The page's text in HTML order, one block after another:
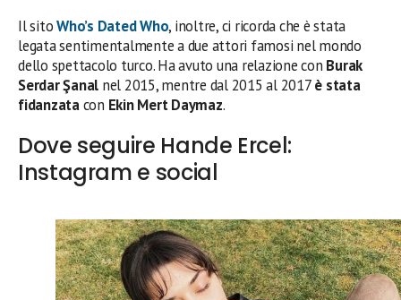
Il sitoWho’s Dated Who, inoltre, ci ricorda che è stata
legata sentimentalmente a due attori famosi nel mondo
dello spettacolo turco. Ha avuto una relazione con Burak
Serdar Şanal nel 2015, mentre dal 2015 al 2017è stata
fidanzatacon Ekin Mert Daymaz.
Dove seguire Hande Ercel:
Instagram e social